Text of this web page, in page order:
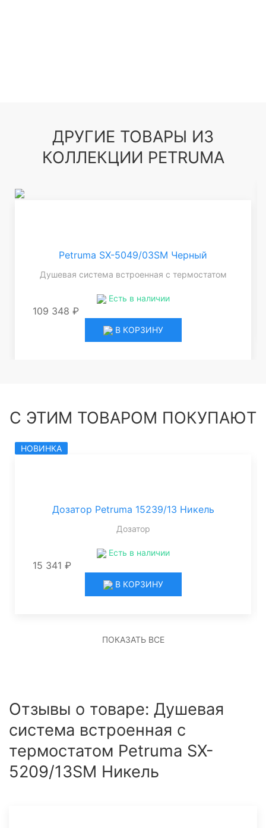
ДРУГИЕ ТОВАРЫ ИЗ
КОЛЛЕКЦИИ PETRUMA
Petruma SX-5049/03SM Черный
Душевая система встроенная с термостатом
Есть в наличии
109 348 ₽
В КОРЗИНУ
С ЭТИМ ТОВАРОМ ПОКУПАЮТ
НОВИНКА
Дозатор Petruma 15239/13 Никель
Дозатор
Есть в наличии
15 341 ₽
В КОРЗИНУ
ПОКАЗАТЬ ВСЕ
Отзывы о товаре: Душевая
система встроенная с
термостатом Petruma SX-
5209/13SM Никель